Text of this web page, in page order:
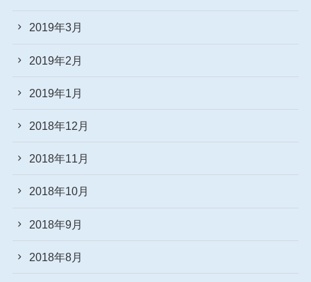
2019年3月
2019年2月
2019年1月
2018年12月
2018年11月
2018年10月
2018年9月
2018年8月